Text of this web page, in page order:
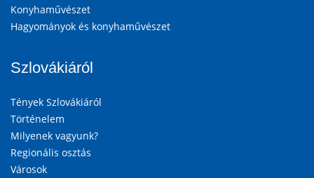
Konyhaművészet
Hagyományok és konyhaművészet
Szlovákiáról
Tények Szlovákiáról
Történelem
Milyenek vagyunk?
Regionális osztás
Városok